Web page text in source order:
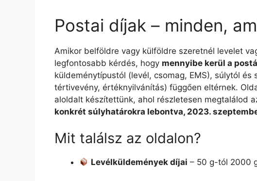
Postai díjak – minden,
Amikor belföldre vagy külföldre szeretnél levelet
legfontosabb kérdés, hogy mennyibe kerül a
küldeménytípustól (levél, csomag, EMS), súlytól
tértivevény, értéknyilvánítás) függően eltérnek.
aloldalt készítettünk, ahol részletesen megtalálod
konkrét súlyhatárokra lebontva, 2023.
Mit találsz az oldalon?
Levélküldemények díjai – 50 g-tól 2000